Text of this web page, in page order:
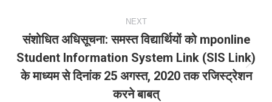
NEXT
Next
post:
संशोधित अधिसूचना: समस्‍त विद्यार्थियों को mponline
Student Information System Link (SIS Link)
के माध्‍यम से दिनांक 25 अगस्‍त, 2020 तक रजिस्‍ट्रेशन
करने बाबत्